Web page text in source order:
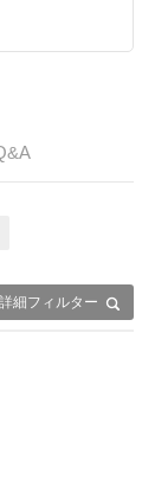
詳細フィルター